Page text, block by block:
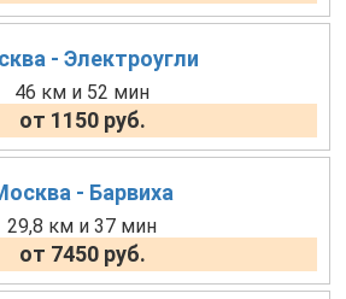
- Электроугли
46 км и 52 мин
от 1150 руб.
- Барвиха
29,8 км и 37 мин
от 7450 руб.